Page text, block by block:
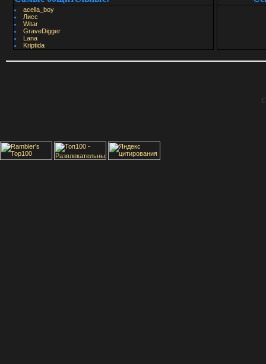
acella_boy
Лисс
Witar
GraveDigger
Lana
Kriptida